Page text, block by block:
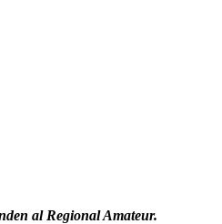
al Regional Amateur.